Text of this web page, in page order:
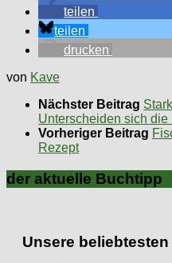
teilen
teilen
drucken
von Kave
Nächster Beitrag
Unterscheiden sich
Vorheriger Beitrag
Rezept
der aktuelle Buchtipp
Unsere beliebtesten